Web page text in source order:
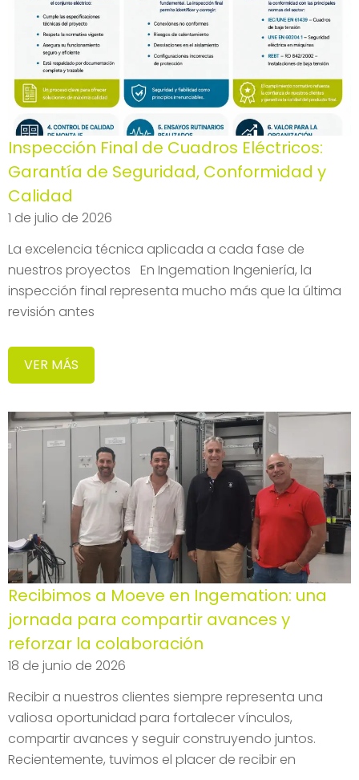
Inspección Final de Cuadros Eléctricos:
Garantía de Seguridad, Conformidad y
Calidad
1 de julio de 2026
La excelencia técnica aplicada a cada fase de
nuestros proyectos En Ingemation Ingeniería, la
inspección final representa mucho más que la última
revisión antes
VER MÁS
Recibimos a Moeve en Ingemation: una
jornada para compartir avances y
reforzar la colaboración
18 de junio de 2026
Recibir a nuestros clientes siempre representa una
valiosa oportunidad para fortalecer vínculos,
compartir avances y seguir construyendo juntos.
Recientemente, tuvimos el placer de recibir en